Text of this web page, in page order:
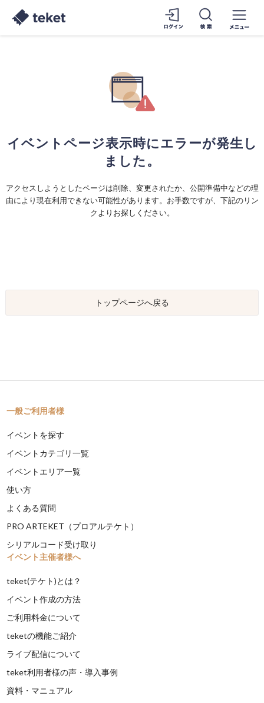
イベントページ表示時にエラーが発生し
ました。
アクセスしようとしたページは削除、変更されたか、公開準備中などの理
由により現在利用できない可能性があります。お手数ですが、下記のリン
クよりお探しください。
トップページへ戻る
一般ご利用者様
イベントを探す
イベントカテゴリ一覧
イベントエリア一覧
使い方
よくある質問
PRO ARTEKET（プロアルテケト）
シリアルコード受け取り
イベント主催者様へ
teket(テケト)とは？
イベント作成の方法
ご利用料金について
teketの機能ご紹介
ライブ配信について
teket利用者様の声・導入事例
資料・マニュアル